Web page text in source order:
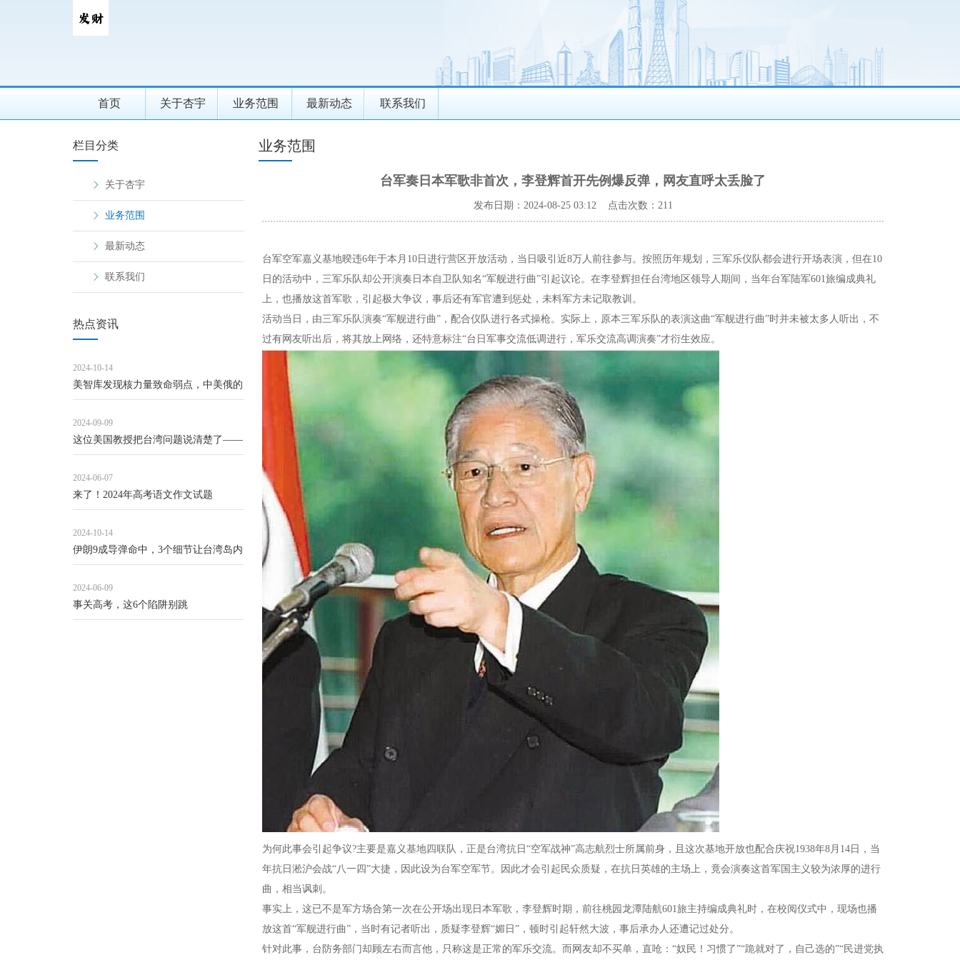
首页 关于杏宇 业务范围 最新动态 联系我们
栏目分类
关于杏宇
业务范围
最新动态
联系我们
热点资讯
2024-10-14
美智库发现核力量致命弱点，中美俄的
2024-09-09
这位美国教授把台湾问题说清楚了——
2024-06-07
来了！2024年高考语文作文试题
2024-10-14
伊朗9成导弹命中，3个细节让台湾岛内
2024-06-09
事关高考，这6个陷阱别跳
业务范围
台军奏日本军歌非首次，李登辉首开先例爆反弹，网友直呼太丢脸了
发布日期：2024-08-25 03:12 点击次数：211
台军空军嘉义基地暌违6年于本月10日进行营区开放活动，当日吸引近8万人前往参与。按照历年规划，三军乐仪队都会进行开场表演，但在10
日的活动中，三军乐队却公开演奏日本自卫队知名“军舰进行曲”引起议论。在李登辉担任台湾地区领导人期间，当年台军陆军601旅编成典礼
上，也播放这首军歌，引起极大争议，事后还有军官遭到惩处，未料军方未记取教训。
活动当日，由三军乐队演奏“军舰进行曲”，配合仪队进行各式操枪。实际上，原本三军乐队的表演这曲“军舰进行曲”时并未被太多人听出，不
过有网友听出后，将其放上网络，还特意标注“台日军事交流低调进行，军乐交流高调演奏”才衍生效应。
为何此事会引起争议?主要是嘉义基地四联队，正是台湾抗日“空军战神”高志航烈士所属前身，且这次基地开放也配合庆祝1938年8月14日，当
年抗日淞沪会战“八一四”大捷，因此设为台军空军节。因此才会引起民众质疑，在抗日英雄的主场上，竟会演奏这首军国主义较为浓厚的进行
曲，相当讽刺。
事实上，这已不是军方场合第一次在公开场出现日本军歌，李登辉时期，前往桃园龙潭陆航601旅主持编成典礼时，在校阅仪式中，现场也播
放这首“军舰进行曲”，当时有记者听出，质疑李登辉“媚日”，顿时引起轩然大波，事后承办人还遭记过处分。
针对此事，台防务部门却顾左右而言他，只称这是正常的军乐交流。而网友却不买单，直呛：“奴民！习惯了”“跪就对了，自己选的”“民进党执